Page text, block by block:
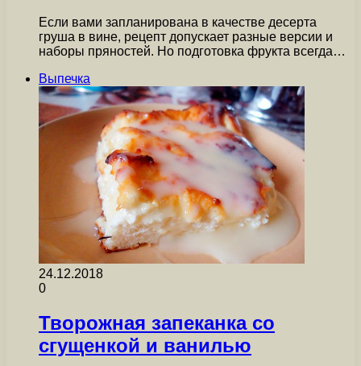
Если вами запланирована в качестве десерта
груша в вине, рецепт допускает разные версии и
наборы пряностей. Но подготовка фрукта всегда…
Выпечка
24.12.2018
0
Творожная запеканка со
сгущенкой и ванилью